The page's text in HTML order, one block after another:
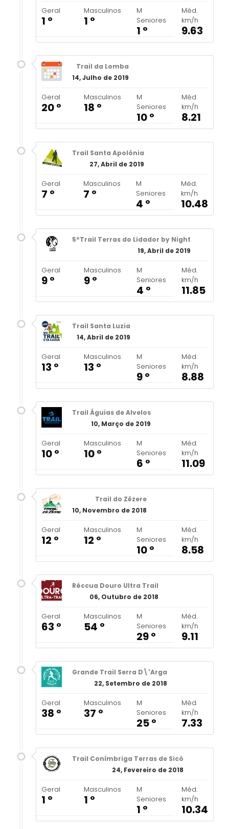
Geral
1 º
Masculinos
1 º
M
Seniores
1 º
Méd.
km/h
9.63
Trail da Lomba
14, Julho de 2019
Geral
20 º
Masculinos
18 º
M
Seniores
10 º
Méd.
km/h
8.21
Trail Santa Apolónia
27, Abril de 2019
Geral
7 º
Masculinos
7 º
M
Seniores
4 º
Méd.
km/h
10.48
5ºTrail Terras do Lidador by Night
19, Abril de 2019
Geral
9 º
Masculinos
9 º
M
Seniores
4 º
Méd.
km/h
11.85
Trail Santa Luzia
14, Abril de 2019
Geral
13 º
Masculinos
13 º
M
Seniores
9 º
Méd.
km/h
8.88
Trail Águias de Alvelos
10, Março de 2019
Geral
10 º
Masculinos
10 º
M
Seniores
6 º
Méd.
km/h
11.09
Trail do Zêzere
10, Novembro de 2018
Geral
12 º
Masculinos
12 º
M
Seniores
10 º
Méd.
km/h
8.58
Réccua Douro Ultra Trail
06, Outubro de 2018
Geral
63 º
Masculinos
54 º
M
Seniores
29 º
Méd.
km/h
9.11
Grande Trail Serra D\'Arga
22, Setembro de 2018
Geral
38 º
Masculinos
37 º
M
Seniores
25 º
Méd.
km/h
7.33
Trail Conímbriga Terras de Sicó
24, Fevereiro de 2018
Geral
1 º
Masculinos
1 º
M
Seniores
1 º
Méd.
km/h
10.34